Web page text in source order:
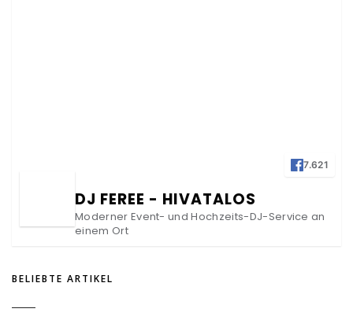
7.621
DJ FEREE - HIVATALOS
Moderner Event- und Hochzeits-DJ-Service an
einem Ort
BELIEBTE ARTIKEL